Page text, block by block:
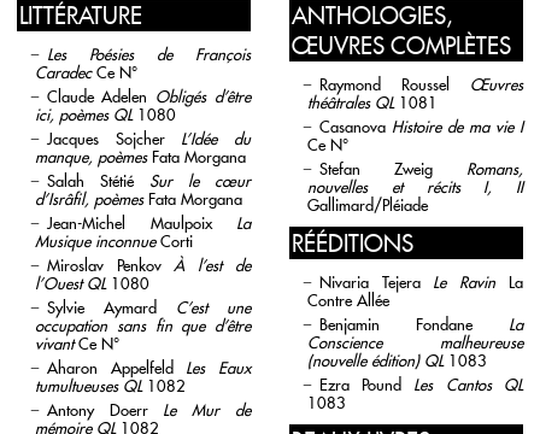
LITTÉRATURE
Les Poésies de François
CaradecCe N°
Claude Adelen Obligés d’être
ici, poèmes QL 1080
Jacques Sojcher L’Idée du
manque, poèmesFata Morgana
Salah Stétié Sur le cœur
d’Isrâfil, poèmesFata Morgana
Jean-Michel Maulpoix La
Musique inconnueCorti
Miroslav Penkov À l’est de
l’Ouest QL 1080
Sylvie Aymard C’est une
occupation sans fin que d’être
vivantCe N°
Aharon Appelfeld Les Eaux
tumultueuses QL 1082
Antony Doerr Le Mur de
mémoire QL 1082
ANTHOLOGIES,
ŒUVRES COMPLÈTES
Raymond Roussel Œuvres
théâtrales QL 1081
Casanova Histoire de ma vie I
Ce N°
Stefan Zweig Romans,
nouvelles et récits I, II
Gallimard/Pléiade
RÉÉDITIONS
Nivaria Tejera Le Ravin La
Contre Allée
Benjamin Fondane La
Conscience malheureuse
(nouvelle édition) QL 1083
Ezra Pound Les Cantos QL
1083